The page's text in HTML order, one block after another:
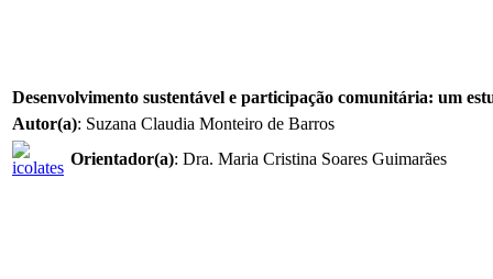
Desenvolvimento sustentável e participação comunitária: um
Autor(a): Suzana Claudia Monteiro de Barros
Orientador(a): Dra. Maria Cristina Soares Guimarães